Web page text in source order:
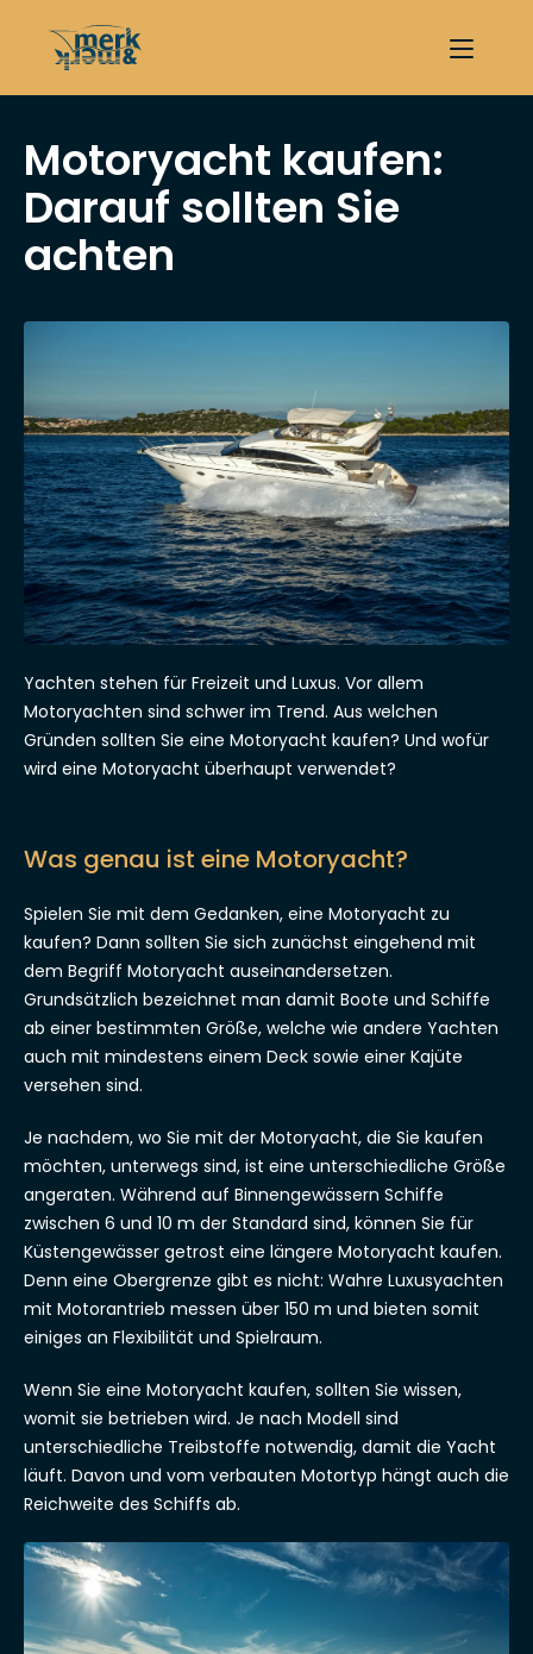
Motoryacht kaufen:
Darauf sollten Sie
achten
Yachten stehen für Freizeit und Luxus. Vor allem
Motoryachten sind schwer im Trend. Aus welchen
Gründen sollten Sie eine Motoryacht kaufen? Und wofür
wird eine Motoryacht überhaupt verwendet?
Was genau ist eine Motoryacht?
Spielen Sie mit dem Gedanken, eine Motoryacht zu
kaufen? Dann sollten Sie sich zunächst eingehend mit
dem Begriff Motoryacht auseinandersetzen.
Grundsätzlich bezeichnet man damit Boote und Schiffe
ab einer bestimmten Größe, welche wie andere Yachten
auch mit mindestens einem Deck sowie einer Kajüte
versehen sind.
Je nachdem, wo Sie mit der Motoryacht, die Sie kaufen
möchten, unterwegs sind, ist eine unterschiedliche Größe
angeraten. Während auf Binnengewässern Schiffe
zwischen 6 und 10 m der Standard sind, können Sie für
Küstengewässer getrost eine längere Motoryacht kaufen.
Denn eine Obergrenze gibt es nicht: Wahre Luxusyachten
mit Motorantrieb messen über 150 m und bieten somit
einiges an Flexibilität und Spielraum.
Wenn Sie eine Motoryacht kaufen, sollten Sie wissen,
womit sie betrieben wird. Je nach Modell sind
unterschiedliche Treibstoffe notwendig, damit die Yacht
läuft. Davon und vom verbauten Motortyp hängt auch die
Reichweite des Schiffs ab.